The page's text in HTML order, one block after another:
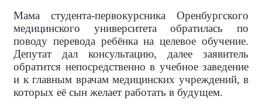
Мама студента-первокурсника Оренбургского
медицинского университета обратилась по
поводу перевода ребёнка на целевое обучение.
Депутат дал консультацию, далее заявитель
обратится непосредственно в учебное заведение
и к главным врачам медицинских учреждений, в
которых её сын желает работать в будущем.